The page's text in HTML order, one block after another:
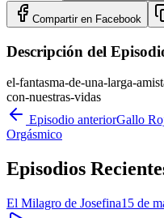
Compartir en Facebook
Descripción del
el-fantasma-de-una-larga-
con-nuestras-vidas
Episodio anteriorGallo
Orgásmico
Episodios
El Milagro de Josefina15 de